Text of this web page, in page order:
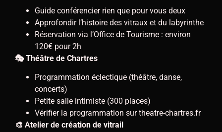
Guide conférencier rien que pour vous deux
Approfondir l’histoire des vitraux et du labyrinthe
Réservation via l’Office de Tourisme : environ
120€ pour 2h
🎭 Théâtre de Chartres
Programmation éclectique (théâtre, danse,
concerts)
Petite salle intimiste (300 places)
Vérifier la programmation sur theatre-chartres.fr
🎨 Atelier de création de vitrail